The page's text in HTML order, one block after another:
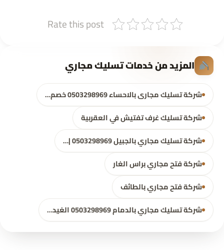
Rate this post
المزيد من خدمات تسليك مجاري
شركة تسليك مجارى بالاحساء 0503298969 خصم…
شركة تسليك غرف تفتيش في العقربية
شركة تسليك مجاري بالجبيل 0503298969 |…
شركة فتح مجاري براس الغار
شركة فتح مجاري بالطائف
شركة تسليك مجاري بالدمام 0503298969 الغيد…